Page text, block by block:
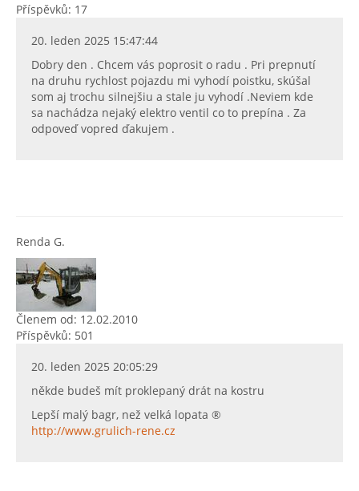
Příspěvků: 17
20. leden 2025 15:47:44
Dobry den . Chcem vás poprosit o radu . Pri prepnutí
na druhu rychlost pojazdu mi vyhodí poistku, skúšal
som aj trochu silnejšiu a stale ju vyhodí .Neviem kde
sa nachádza nejaký elektro ventil co to prepína . Za
odpoveď vopred ďakujem .
Renda G.
Členem od: 12.02.2010
Příspěvků: 501
20. leden 2025 20:05:29
někde budeš mít proklepaný drát na kostru
Lepší malý bagr, než velká lopata ®
http://www.grulich-rene.cz